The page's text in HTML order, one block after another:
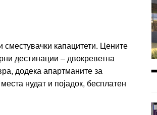
капацитети. Цените
дестинации – двокреветна
додека апартманите за
нудат и појадок, бесплатен